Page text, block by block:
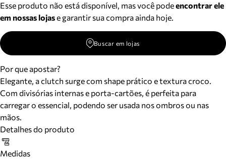
Esse produto não está disponível, mas você podeencontrar ele
em nossas lojase garantir sua compra ainda hoje.
Buscar em lojas
Por que apostar?
Elegante, a clutch surge com shape prático e textura croco.
Com divisórias internas e porta-cartões, é perfeita para
carregar o essencial, podendo ser usada nos ombros ou nas
mãos.
Detalhes do produto
Medidas